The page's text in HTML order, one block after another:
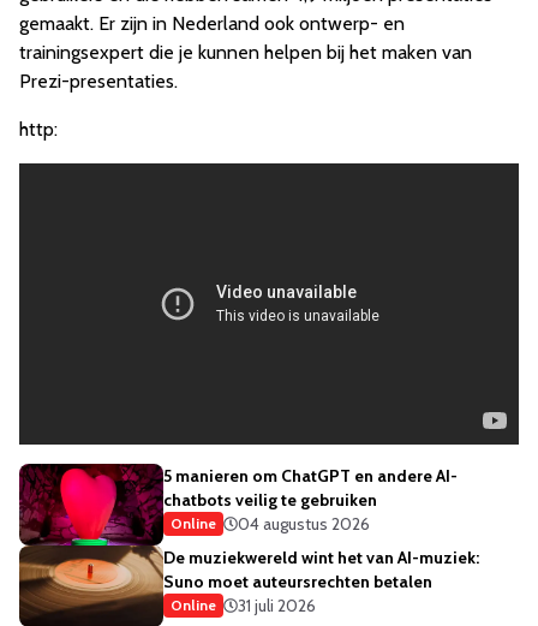
gemaakt. Er zijn in Nederland ook ontwerp- en
trainingsexpert die je kunnen helpen bij het maken van
Prezi-presentaties.
http:
5 manieren om ChatGPT en andere AI-
chatbots veilig te gebruiken
Online
04 augustus 2026
De muziekwereld wint het van AI-muziek:
Suno moet auteursrechten betalen
Online
31 juli 2026